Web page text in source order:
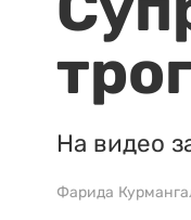
На видео
Фарида